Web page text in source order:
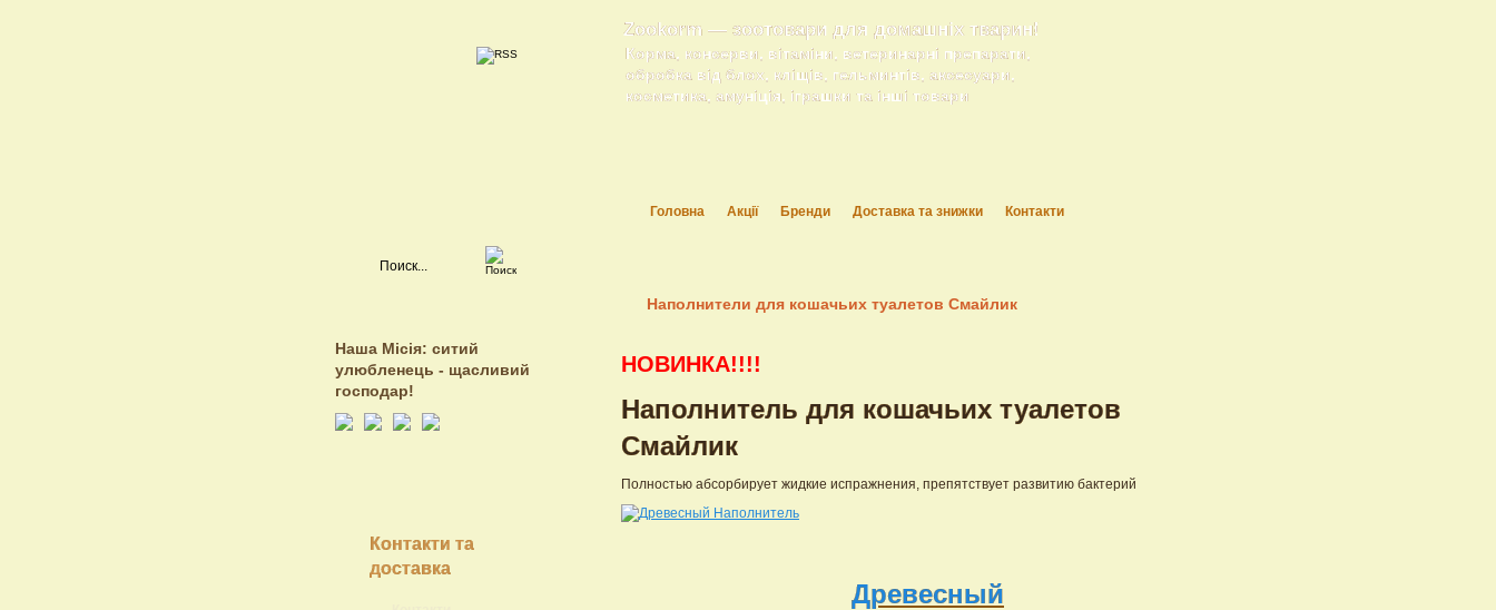
Zookorm — зоотовари для домашніх тварин!
Корма, консерви, вітаміни, ветеринарні препарати,
обробка від блох, кліщів, гельминтів, аксесуари,
косметика, амуніція, іграшки та інші товари
Головна Акції Бренди Доставка та знижки Контакти
Наша Місія: ситий
улюбленець - щасливий
господар!
Контакти та
доставка
Наполнители для кошачьих туалетов Смайлик
НОВИНКА!!!!
Наполнитель для кошачьих туалетов
Смайлик
Полностью абсорбирует жидкие испражнения, препятствует развитию бактерий
Древесный